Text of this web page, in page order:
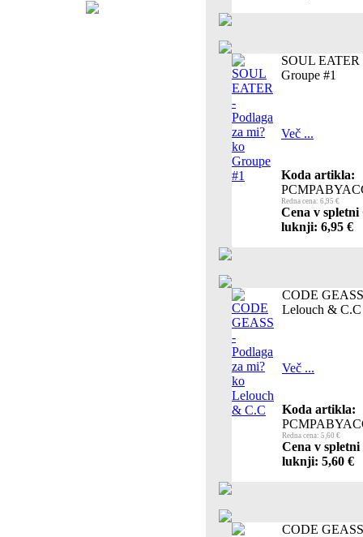
SOUL EATER
Groupe #1
Več ...
Koda artikla:
Redna cena: 6,95 €
Cena v
luknji: 6,95 €
CODE
Lelouch & C.C
Več ...
Koda artikla:
Redna cena: 5,60 €
Cena v
luknji: 5,60 €
CODE